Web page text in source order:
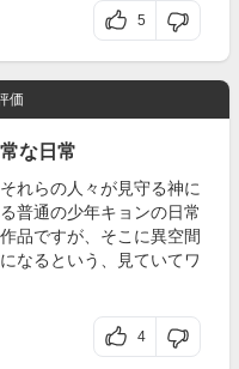
5
価
な日常
れらの人々が見守る神に
普通の少年キョンの日常
品ですが、そこに異空間
なるという、見ていてワ
4